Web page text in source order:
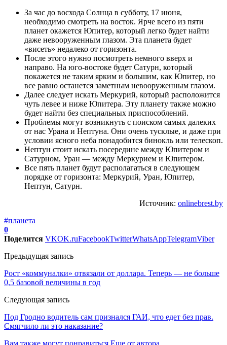
За час до восхода Солнца в субботу, 17 июня,
необходимо смотреть на восток. Ярче всего из пяти
планет окажется Юпитер, который легко будет найти
даже невооруженным глазом. Эта планета будет
«висеть» недалеко от горизонта.
После этого нужно посмотреть немного вверх и
направо. На юго-востоке будет Сатурн, который
покажется не таким ярким и большим, как Юпитер, но
все равно останется заметным невооруженным глазом.
Далее следует искать Меркурий, который расположится
чуть левее и ниже Юпитера. Эту планету также можно
будет найти без специальных приспособлений.
Проблемы могут возникнуть с поиском самых далеких
от нас Урана и Нептуна. Они очень тусклые, и даже при
условии ясного неба понадобится бинокль или телескоп.
Нептун стоит искать посередине между Юпитером и
Сатурном, Уран — между Меркурием и Юпитером.
Все пять планет будут располагаться в следующем
порядке от горизонта: Меркурий, Уран, Юпитер,
Нептун, Сатурн.
Источник: onlinebrest.by
#планета
0
Поделится VKOK.ruFacebookTwitterWhatsAppTelegramViber
Предыдущая запись
Рост «коммуналки» отвязали от доллара. Теперь — не больше
0,5 базовой величины в год
Следующая запись
Под Гродно водитель сам признался ГАИ, что едет без прав.
Смягчило ли это наказание?
Вам также могут понравиться Еще от автора